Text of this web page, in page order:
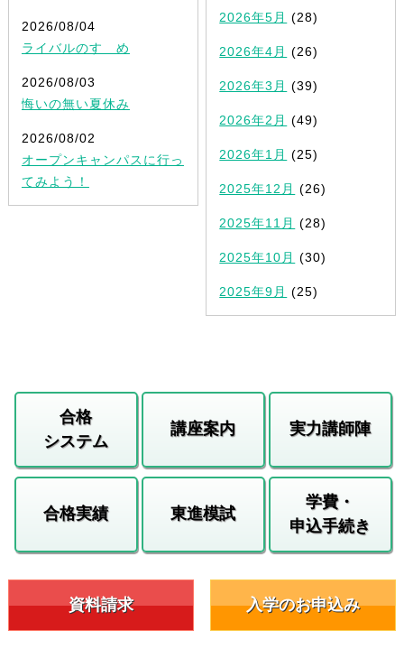
2026/08/04
ライバルのすゝめ
2026/08/03
悔いの無い夏休み
2026/08/02
オープンキャンパスに行っ
てみよう！
2026年5月 (28)
2026年4月 (26)
2026年3月 (39)
2026年2月 (49)
2026年1月 (25)
2025年12月 (26)
2025年11月 (28)
2025年10月 (30)
2025年9月 (25)
合格
システム
講座案内 実力講師陣
合格実績 東進模試
学費・
申込手続き
資料請求 入学のお申込み